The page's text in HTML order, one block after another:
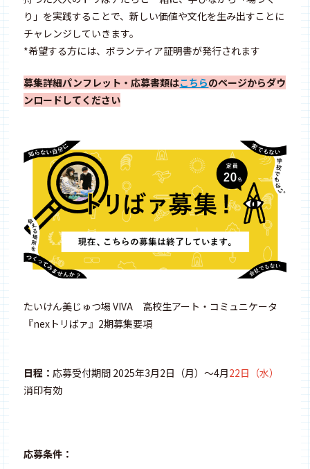
り」を実践することで、新しい価値や文化を生み出すことに
チャレンジしていきます。
*希望する方には、ボランティア証明書が発行されます
募集詳細パンフレット・応募書類はこちらのページからダウ
ンロードしてください
たいけん美じゅつ場 VIVA 高校生アート・コミュニケータ
『nexトリばァ』2期募集要項
日程：応募受付期間 2025年3月2日（月）〜4月22日（水）
消印有効
応募条件：